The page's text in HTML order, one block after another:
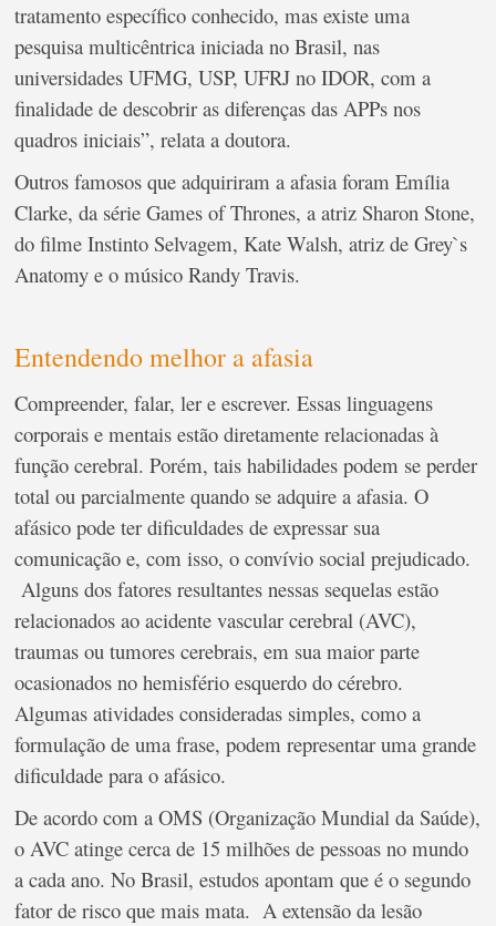
tratamento específico conhecido, mas existe uma
pesquisa multicêntrica iniciada no Brasil, nas
universidades UFMG, USP, UFRJ no IDOR, com a
finalidade de descobrir as diferenças das APPs nos
quadros iniciais”, relata a doutora.
Outros famosos que adquiriram a afasia foram Emília
Clarke, da série Games of Thrones, a atriz Sharon Stone,
do filme Instinto Selvagem, Kate Walsh, atriz de Grey`s
Anatomy e o músico Randy Travis.
Entendendo melhor a afasia
Compreender, falar, ler e escrever. Essas linguagens
corporais e mentais estão diretamente relacionadas à
função cerebral. Porém, tais habilidades podem se perder
total ou parcialmente quando se adquire a afasia. O
afásico pode ter dificuldades de expressar sua
comunicação e, com isso, o convívio social prejudicado.
Alguns dos fatores resultantes nessas sequelas estão
relacionados ao acidente vascular cerebral (AVC),
traumas ou tumores cerebrais, em sua maior parte
ocasionados no hemisfério esquerdo do cérebro.
Algumas atividades consideradas simples, como a
formulação de uma frase, podem representar uma grande
dificuldade para o afásico.
De acordo com a OMS (Organização Mundial da Saúde),
o AVC atinge cerca de 15 milhões de pessoas no mundo
a cada ano. No Brasil, estudos apontam que é o segundo
fator de risco que mais mata. A extensão da lesão